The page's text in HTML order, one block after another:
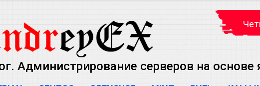
Администрирование серверов на основе